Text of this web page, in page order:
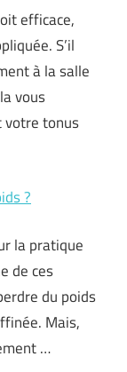
efficace,
S’il
à la salle
vous
votre tonus
?
la pratique
de ces
du poids
Mais,
…